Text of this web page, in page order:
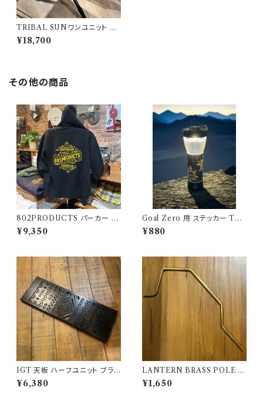
TRIBAL SUNワンユニット 80
2PRODUCTS ソリッド天板 ウ
ォールナット ワンユニット
¥18,700
その他の商品
802PRODUCTS パーカー ブ
ラック BK
¥9,350
Goal Zero 用 ステッカー TRI
BALSUN アウトドアモンスター
ODM
¥880
IGT 天板 ハーフユニット ブラッ
クアイアン【 ネイティブ横 】アイ
アングリルテーブル Snow Pea
¥6,380
LANTERN BRASS POLE 【
802PRODUCTS 】ランタンポ
ール
¥1,650